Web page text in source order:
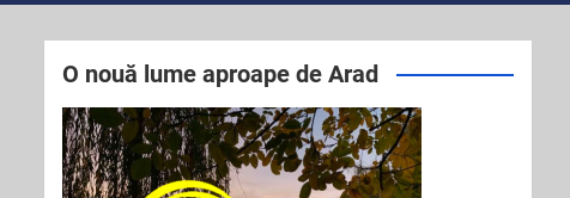
O nouă lume aproape de Arad